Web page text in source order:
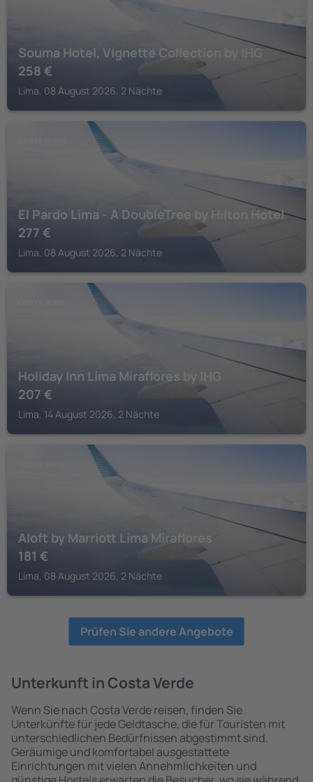
Souma Hotel, Vignette Collection by IHG
258 €
Lima, 08 August 2026, 2 Nächte
El Pardo Lima - A DoubleTree by Hilton Hotel
277 €
Lima, 08 August 2026, 2 Nächte
Holiday Inn Lima Miraflores by IHG
207 €
Lima, 14 August 2026, 2 Nächte
Aloft by Marriott Lima Miraflores
181 €
Lima, 08 August 2026, 2 Nächte
Prüfen Sie andere Angebote
Unterkunft in Costa Verde
Wenn Sie nach Costa Verde reisen, finden Sie
Unterkünfte für jede Geldtasche, die für Touristen mit
unterschiedlichen Bedürfnissen abgestimmt sind.
Geräumige und komfortabel ausgestattete
Einrichtungen mit vielen Annehmlichkeiten und